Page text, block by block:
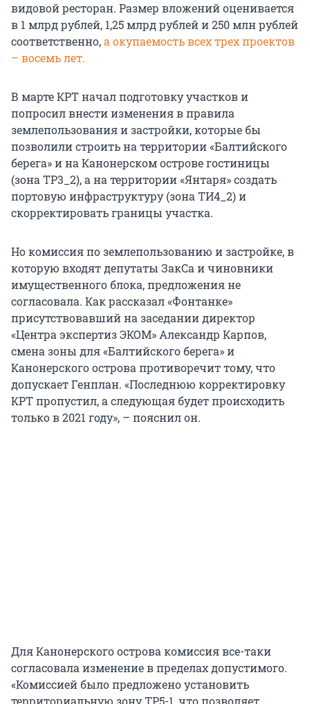
видовой ресторан. Размер вложений оценивается
в 1 млрд рублей, 1,25 млрд рублей и 250 млн рублей
соответственно,а окупаемость всех трех проектов
– восемь лет.
В марте КРТ начал подготовку участков и
попросил внести изменения в правила
землепользования и застройки, которые бы
позволили строить на территории «Балтийского
берега» и на Канонерском острове гостиницы
(зона ТР3_2), а на территории «Янтаря» создать
портовую инфраструктуру (зона ТИ4_2) и
скорректировать границы участка.
Но комиссия по землепользованию и застройке, в
которую входят депутаты ЗакСа и чиновники
имущественного блока, предложения не
согласовала. Как рассказал «Фонтанке»
присутствовавший на заседании директор
«Центра экспертиз ЭКОМ» Александр Карпов,
смена зоны для «Балтийского берега» и
Канонерского острова противоречит тому, что
допускает Генплан. «Последнюю корректировку
КРТ пропустил, а следующая будет происходить
только в 2021 году», – пояснил он.
Для Канонерского острова комиссия все-таки
согласовала изменение в пределах допустимого.
«Комиссией было предложено установить
территориальную зону ТР5-1, что позволяет